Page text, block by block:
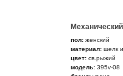
Механический
пол: женский
материал: шелк
цвет: св.рыжий
модель: 395v-08